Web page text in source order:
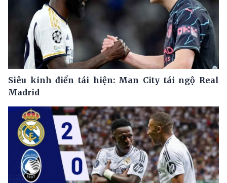
Siêu kinh điển tái hiện: Man City tái ngộ Real
Madrid